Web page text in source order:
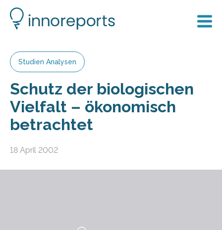
Studien Analysen
Schutz der biologischen
Vielfalt – ökonomisch
betrachtet
18 April 2002